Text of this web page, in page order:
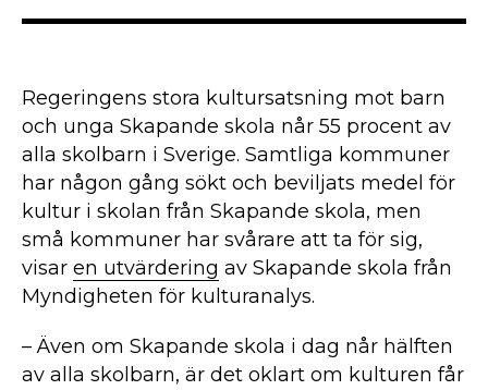
Regeringens stora kultursatsning mot barn
och unga Skapande skola når 55 procent av
alla skolbarn i Sverige. Samtliga kommuner
har någon gång sökt och beviljats medel för
kultur i skolan från Skapande skola, men
små kommuner har svårare att ta för sig,
visar en utvärdering av Skapande skola från
Myndigheten för kulturanalys.
– Även om Skapande skola i dag når hälften
av alla skolbarn, är det oklart om kulturen får